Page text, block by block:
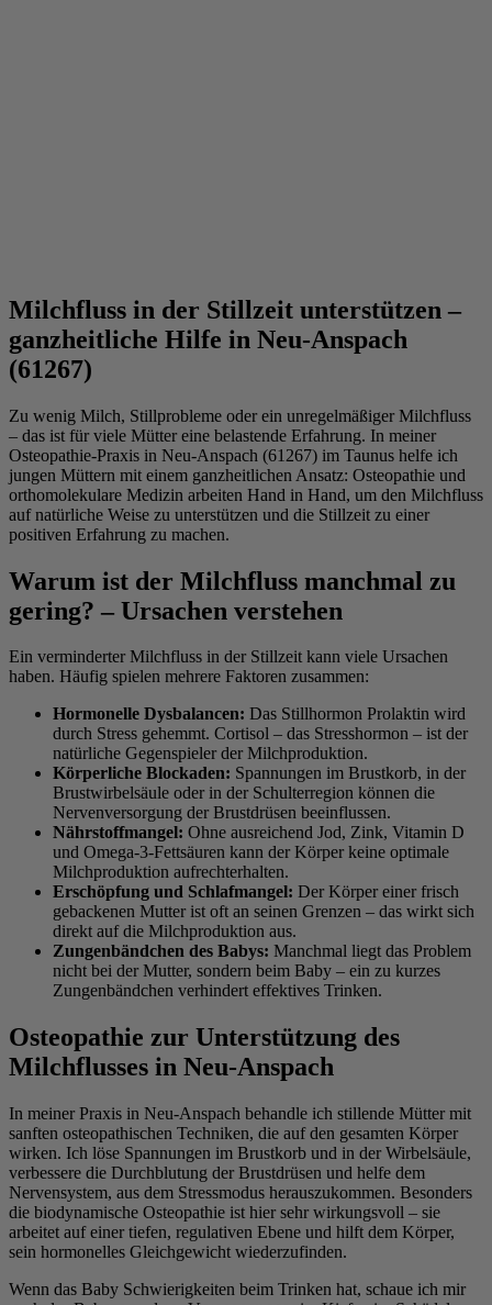
Milchfluss in der Stillzeit unterstützen –
ganzheitliche Hilfe in Neu-Anspach
(61267)
Zu wenig Milch, Stillprobleme oder ein unregelmäßiger Milchfluss
– das ist für viele Mütter eine belastende Erfahrung. In meiner
Osteopathie-Praxis in Neu-Anspach (61267) im Taunus helfe ich
jungen Müttern mit einem ganzheitlichen Ansatz: Osteopathie und
orthomolekulare Medizin arbeiten Hand in Hand, um den Milchfluss
auf natürliche Weise zu unterstützen und die Stillzeit zu einer
positiven Erfahrung zu machen.
Warum ist der Milchfluss manchmal zu
gering? – Ursachen verstehen
Ein verminderter Milchfluss in der Stillzeit kann viele Ursachen
haben. Häufig spielen mehrere Faktoren zusammen:
Hormonelle Dysbalancen: Das Stillhormon Prolaktin wird
durch Stress gehemmt. Cortisol – das Stresshormon – ist der
natürliche Gegenspieler der Milchproduktion.
Körperliche Blockaden: Spannungen im Brustkorb, in der
Brustwirbelsäule oder in der Schulterregion können die
Nervenversorgung der Brustdrüsen beeinflussen.
Nährstoffmangel: Ohne ausreichend Jod, Zink, Vitamin D
und Omega-3-Fettsäuren kann der Körper keine optimale
Milchproduktion aufrechterhalten.
Erschöpfung und Schlafmangel: Der Körper einer frisch
gebackenen Mutter ist oft an seinen Grenzen – das wirkt sich
direkt auf die Milchproduktion aus.
Zungenbändchen des Babys: Manchmal liegt das Problem
nicht bei der Mutter, sondern beim Baby – ein zu kurzes
Zungenbändchen verhindert effektives Trinken.
Osteopathie zur Unterstützung des
Milchflusses in Neu-Anspach
In meiner Praxis in Neu-Anspach behandle ich stillende Mütter mit
sanften osteopathischen Techniken, die auf den gesamten Körper
wirken. Ich löse Spannungen im Brustkorb und in der Wirbelsäule,
verbessere die Durchblutung der Brustdrüsen und helfe dem
Nervensystem, aus dem Stressmodus herauszukommen. Besonders
die biodynamische Osteopathie ist hier sehr wirkungsvoll – sie
arbeitet auf einer tiefen, regulativen Ebene und hilft dem Körper,
sein hormonelles Gleichgewicht wiederzufinden.
Wenn das Baby Schwierigkeiten beim Trinken hat, schaue ich mir